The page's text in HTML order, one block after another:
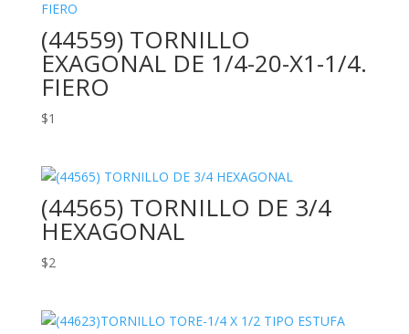
(44559) TORNILLO
EXAGONAL DE 1/4-20-X1-1/4.
FIERO
$1
(44565) TORNILLO DE 3/4
HEXAGONAL
$2